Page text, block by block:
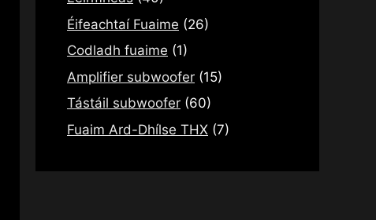
Éifeachtaí Fuaime (26)
Codladh fuaime (1)
Amplifier subwoofer (15)
Tástáil subwoofer (60)
Fuaim Ard-Dhílse THX (7)